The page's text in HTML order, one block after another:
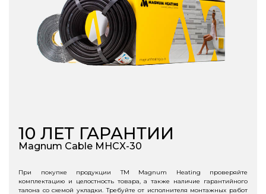
10 ЛЕТ ГАРАНТИИ
Magnum Cable MHCX-30
При покупке продукции ТМ Magnum Heating проверяйте
комплектацию и целостность товара, а также наличие гарантийного
талона со схемой укладки. Требуйте от исполнителя монтажных работ